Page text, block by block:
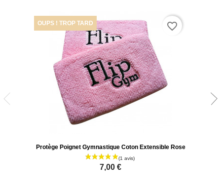
Protège Poignet Gymnastique Coton Extensible Rose
7,00 €
OUPS ! TROP TARD favorite_border